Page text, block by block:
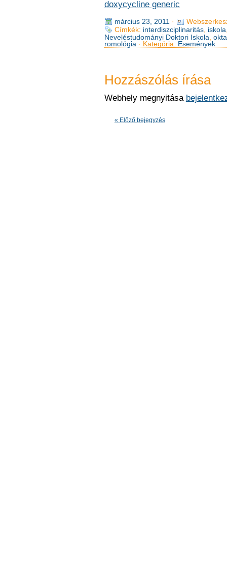
doxycycline generic
március 23, 2011 ·
Címkék: interdiszciplinaritás, iskola
Neveléstudományi Doktori Iskola,
romológia· Kategória: Események
Hozzászólás írása
Webhely megnyitása
« Előző bejegyzés